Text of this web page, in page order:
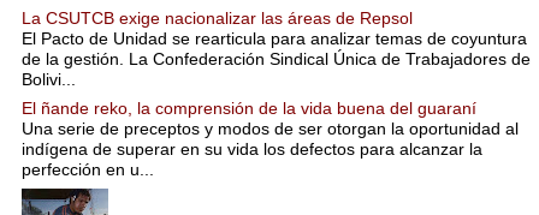
La CSUTCB exige nacionalizar las áreas de Repsol
El Pacto de Unidad se rearticula para analizar temas de coyuntura
de la gestión. La Confederación Sindical Única de Trabajadores de
Bolivi...
El ñande reko, la comprensión de la vida buena del guaraní
Una serie de preceptos y modos de ser otorgan la oportunidad al
indígena de superar en su vida los defectos para alcanzar la
perfección en u...